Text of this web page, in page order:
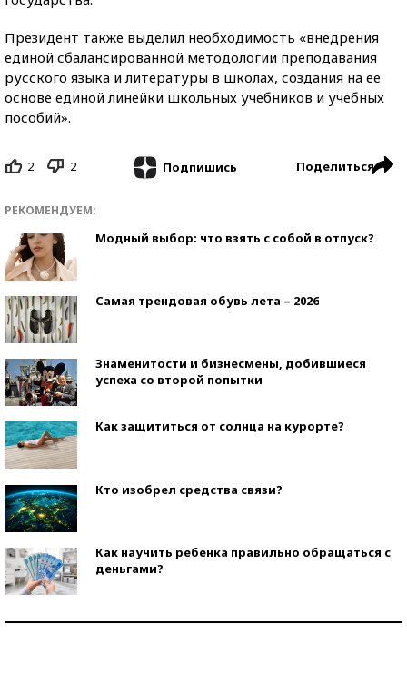
Президент также выделил необходимость «внедрения
единой сбалансированной методологии преподавания
русского языка и литературы в школах, создания на ее
основе единой линейки школьных учебников и учебных
пособий».
2 2 Подпишись Поделиться
РЕКОМЕНДУЕМ:
Модный выбор: что взять с собой в отпуск?
Самая трендовая обувь лета – 2026
Знаменитости и бизнесмены, добившиеся
успеха со второй попытки
Как защититься от солнца на курорте?
Кто изобрел средства связи?
Как научить ребенка правильно обращаться с
деньгами?